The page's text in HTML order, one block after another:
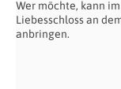
Wer möchte, kann
Liebesschloss an
anbringen.